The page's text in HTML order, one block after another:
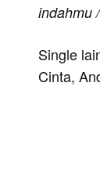
indahmu
Single
Cinta,